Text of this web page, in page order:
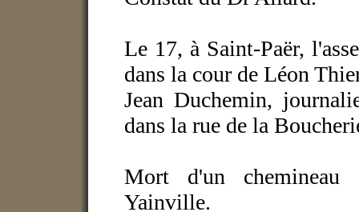
Le 17, à Saint-Paër,
dans la cour de Léon
Jean Duchemin,
dans la rue de la
Mort d'un
Yainville.